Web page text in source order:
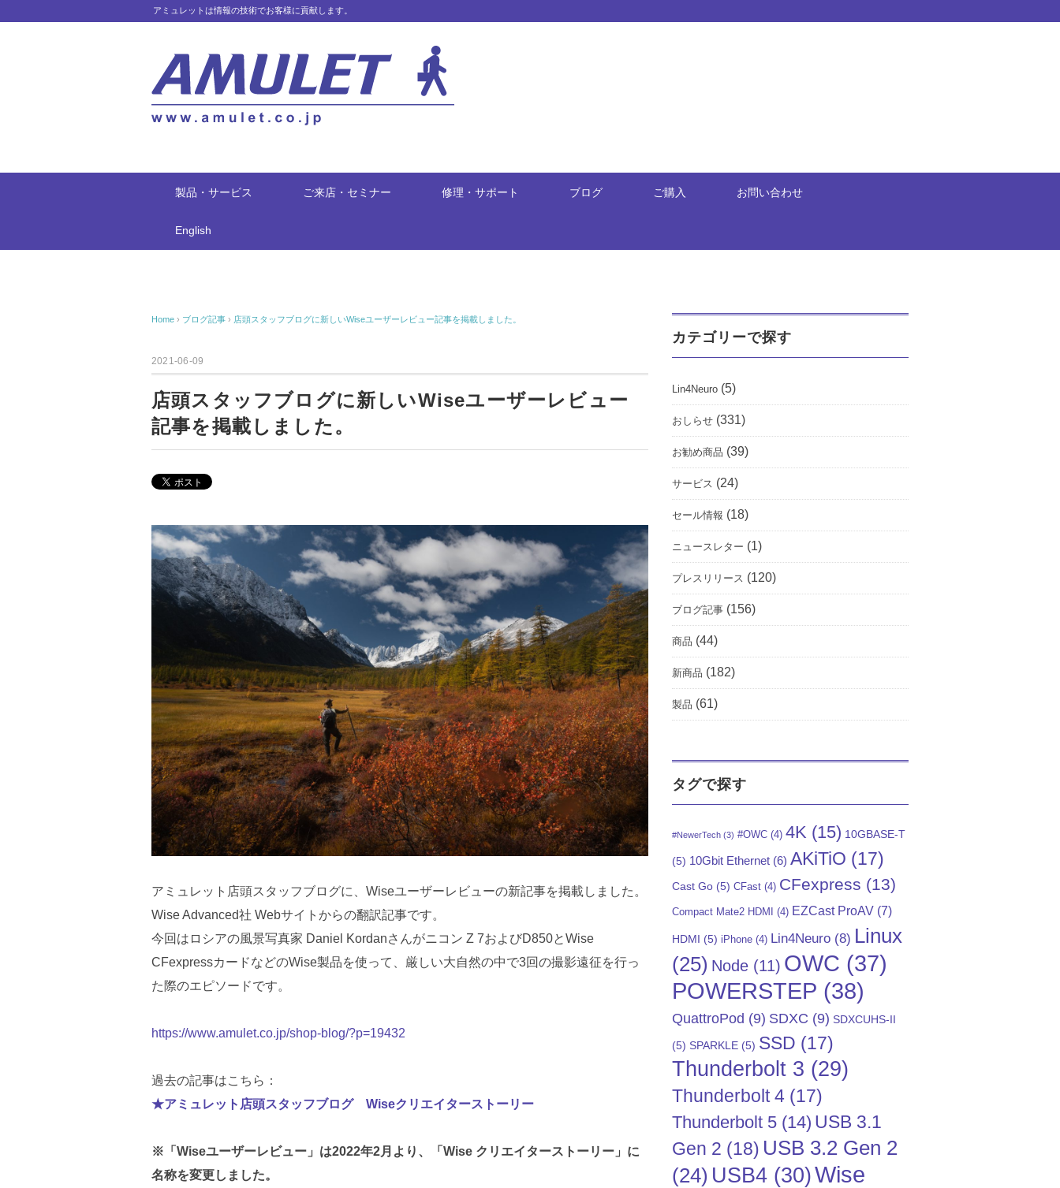
アミュレットは情報の技術でお客様に貢献します。
製品・サービス ご来店・セミナー 修理・サポート ブログ ご購入 お問い合わせ
English
Home › ブログ記事 › 店頭スタッフブログに新しいWiseユーザーレビュー記事を掲載しました。
2021-06-09
店頭スタッフブログに新しいWiseユーザーレビュー
記事を掲載しました。
アミュレット店頭スタッフブログに、Wiseユーザーレビューの新記事を掲載しました。
Wise Advanced社 Webサイトからの翻訳記事です。
今回はロシアの風景写真家 Daniel Kordanさんがニコン Z 7およびD850とWise
CFexpressカードなどのWise製品を使って、厳しい大自然の中で3回の撮影遠征を行っ
た際のエピソードです。
https://www.amulet.co.jp/shop-blog/?p=19432
過去の記事はこちら：
★アミュレット店頭スタッフブログ Wiseクリエイターストーリー
※「Wiseユーザーレビュー」は2022年2月より、「Wise クリエイターストーリー」に
名称を変更しました。
カテゴリーで探す
Lin4Neuro (5)
おしらせ (331)
お勧め商品 (39)
サービス (24)
セール情報 (18)
ニュースレター (1)
プレスリリース (120)
ブログ記事 (156)
商品 (44)
新商品 (182)
製品 (61)
タグで探す
#NewerTech (3) #OWC (4) 4K (15) 10GBASE-T
(5) 10Gbit Ethernet (6) AKiTiO (17)
Cast Go (5) CFast (4) CFexpress (13)
Compact Mate2 HDMI (4) EZCast ProAV (7)
HDMI (5) iPhone (4) Lin4Neuro (8) Linux
(25) Node (11) OWC (37)
POWERSTEP (38)
QuattroPod (9) SDXC (9) SDXCUHS-II
(5) SPARKLE (5) SSD (17)
Thunderbolt 3 (29)
Thunderbolt 4 (17)
Thunderbolt 5 (14) USB 3.1
Gen 2 (18) USB 3.2 Gen 2
(24) USB4 (30)Wise